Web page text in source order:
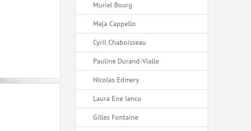
Muriel Bourg
Maja Cappello
Cyril Chaboisseau
Pauline Durand-Vialle
Nicolas Edmery
Laura Ene Iancu
Gilles Fontaine